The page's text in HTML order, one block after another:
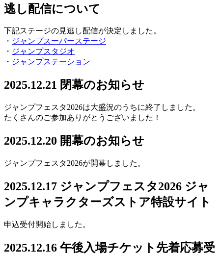
逃し配信について
下記ステージの見逃し配信が決定しました。
・ ジャンプスーパーステージ
・ ジャンプスタジオ
・ ジャンプステーション
2025.12.21 閉幕のお知らせ
ジャンプフェスタ2026は大盛況のうちに終了しました。
たくさんのご参加ありがとうございました！
2025.12.20 開幕のお知らせ
ジャンプフェスタ2026が開幕しました。
2025.12.17 ジャンプフェスタ2026 ジャ
ンプキャラクターズストア特設サイト
申込受付開始しました。
2025.12.16 午後入場チケット先着応募受